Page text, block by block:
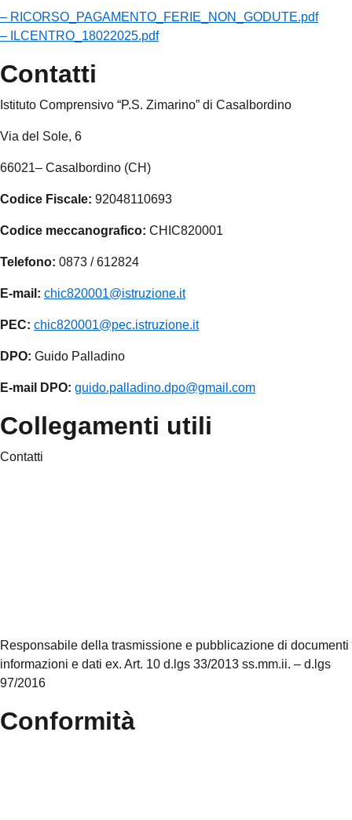
– RICORSO_PAGAMENTO_FERIE_NON_GODUTE.pdf
– ILCENTRO_18022025.pdf
Contatti
Istituto Comprensivo “P.S. Zimarino” di Casalbordino
Via del Sole, 6
66021– Casalbordino (CH)
Codice Fiscale: 92048110693
Codice meccanografico: CHIC820001
Telefono: 0873 / 612824
E-mail: chic820001@istruzione.it
PEC: chic820001@pec.istruzione.it
DPO: Guido Palladino
E-mail DPO: guido.palladino.dpo@gmail.com
Collegamenti utili
Contatti
Responsabile della trasmissione e pubblicazione di documenti
informazioni e dati ex. Art. 10 d.lgs 33/2013 ss.mm.ii. – d.lgs
97/2016
Conformità